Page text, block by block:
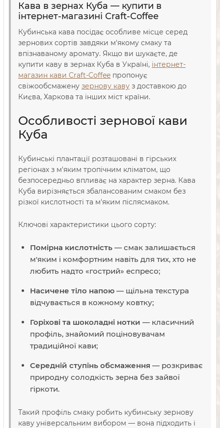
Кава в зернах Куба — купити в
інтернет-магазині Craft-Coffee
Кубинська кава посідає особливе місце серед
зернових сортів завдяки м'якому смаку та
впізнаваному аромату. Якщо ви шукаєте, де
купити каву в зернах Куба в Україні, інтернет-
магазин кави Craft-Coffee пропонує
свіжообсмажену зернову каву з доставкою до
Києва, Харкова та інших міст країни.
Особливості зернової кави
Куба
Кубинські плантації розташовані в гірських
регіонах з м'яким тропічним кліматом, що
безпосередньо впливає на характер зерна. Кава
Куба вирізняється збалансованим смаком без
різкої кислотності та м'яким післясмаком.
Ключові характеристики цього сорту:
Помірна кислотність — смак залишається
м'яким і комфортним навіть для тих, хто не
любить надто «гострий» еспресо;
Насичене тіло напою — щільна текстура
відчувається в кожному ковтку;
Горіхові та шоколадні нотки — класичний
профіль, знайомий поціновувачам
традиційної кави;
Середній ступінь обсмаження — розкриває
природну солодкість зерна без зайвої
гіркоти.
Такий профіль смаку робить кубинську зернову
каву універсальним вибором — вона підходить і